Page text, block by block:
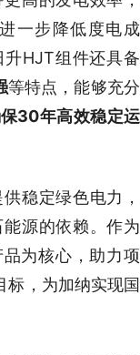
一步降低度电成
HJT组件还具备
等特点，能够充分
30年高效稳定运
稳定绿色电力，
源的依赖。作为
为核心，助力项
标，为加纳实现国